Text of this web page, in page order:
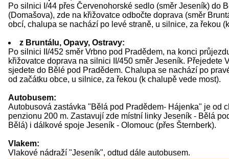
Po silnici I/44 přes Červenohorské sedlo (směr Jeseník) do
(Domašova), zde na křižovatce odbočte doprava (směr
obcí, chalupa se nachází po levé straně, u silnice, za řekou
z Bruntálu, Opavy, Ostravy:
Po silnici II/452 směr Vrbno pod Pradědem, na konci
křižovatce doprava na silnici II/450 směr Jeseník. Přejedete
sjedete do Bělé pod Pradědem. Chalupa se nachází po
od začátku obce, u silnice, za řekou (k chalupě vede most).
Autobusem:
Autobusová zastávka "Bělá pod Pradědem- Hájenka" je od
penzionu 200 m. Zastavují zde místní linky Jeseník - Bělá
Bělá) i dálkové spoje Jeseník - Olomouc (přes Šternberk).
Vlakem:
Vlakové nádraží "Jeseník", odtud dále autobusem.